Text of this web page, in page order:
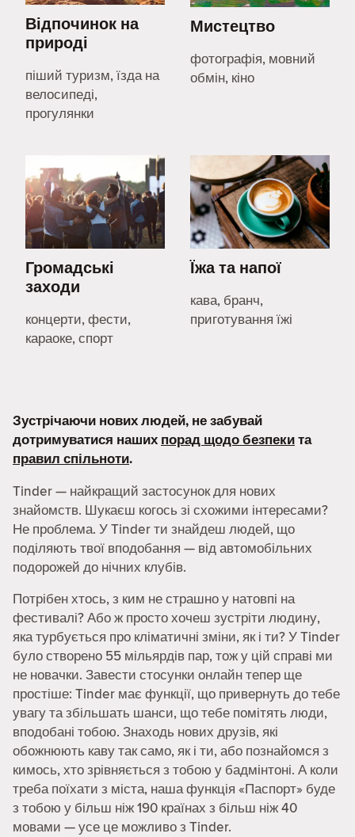
Відпочинок на
природі
піший туризм, їзда на
велосипеді,
прогулянки
Мистецтво
фотографія, мовний
обмін, кіно
Громадські
заходи
концерти, фести,
караоке, спорт
Їжа та напої
кава, бранч,
приготування їжі
Зустрічаючи нових людей, не забувай
дотримуватися наших порад щодо безпекита
правил спільноти.
Tinder — найкращий застосунок для нових
знайомств. Шукаєш когось зі схожими інтересами?
Не проблема. У Tinder ти знайдеш людей, що
поділяють твої вподобання — від автомобільних
подорожей до нічних клубів.
Потрібен хтось, з ким не страшно у натовпі на
фестивалі? Або ж просто хочеш зустріти людину,
яка турбується про кліматичні зміни, як і ти? У Tinder
було створено 55 мільярдів пар, тож у цій справі ми
не новачки. Завести стосунки онлайн тепер ще
простіше: Tinder має функції, що привернуть до тебе
увагу та збільшать шанси, що тебе помітять люди,
вподобані тобою. Знаходь нових друзів, які
обожнюють каву так само, як і ти, або познайомся з
кимось, хто зрівняється з тобою у бадмінтоні. А коли
треба поїхати з міста, наша функція «Паспорт» буде
з тобою у більш ніж 190 країнах з більш ніж 40
мовами — усе це можливо з Tinder.